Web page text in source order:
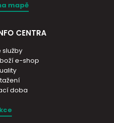
mapě
CENTRA
služby
e-shop
doba